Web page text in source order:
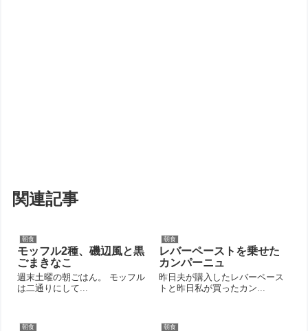
関連記事
朝食
モッフル2種、磯辺風と黒
ごまきなこ
週末土曜の朝ごはん。 モッフル
は二通りにして...
朝食
レバーペーストを乗せた
カンパーニュ
昨日夫が購入したレバーペース
トと昨日私が買ったカン...
朝食 朝食